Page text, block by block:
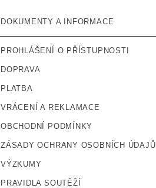
DOKUMENTY A INFORMACE
PROHLÁŠENÍ O PŘÍSTUPNOSTI
DOPRAVA
PLATBA
VRÁCENÍ A REKLAMACE
OBCHODNÍ PODMÍNKY
ZÁSADY OCHRANY OSOBNÍCH ÚDAJŮ
VÝZKUMY
PRAVIDLA SOUTĚŽÍ